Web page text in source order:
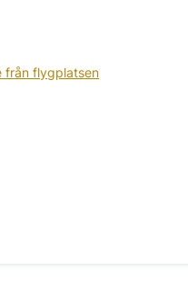
från flygplatsen